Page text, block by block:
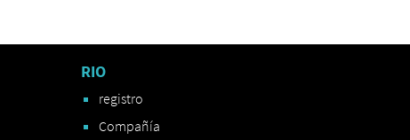
RIO
registro
Compañía